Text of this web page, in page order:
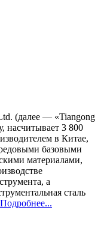
(далее — «Tiangong
насчитывает 3 800
в Китае,
базовыми
материалами,
а
сталь
Подробнее...